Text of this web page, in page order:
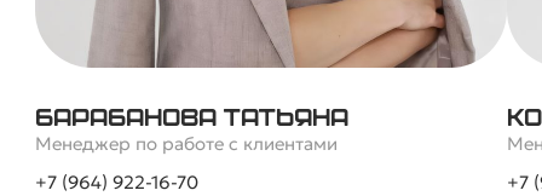
Барабанова Татьяна
Менеджер по работе с клиентами
+7 (964) 922-16-70
+7